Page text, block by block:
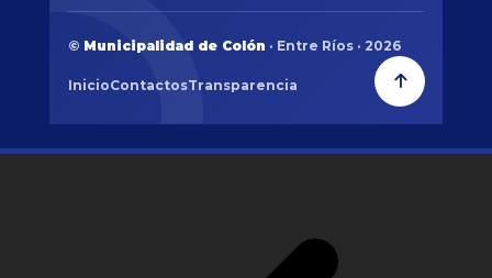
© Municipalidad de Colón · Entre Ríos · 2026
InicioContactosTransparencia